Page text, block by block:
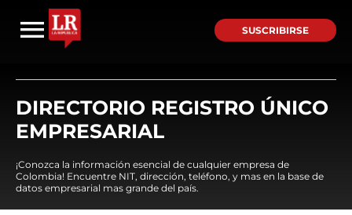
SUSCRIBIRSE
DIRECTORIO REGISTRO ÚNICO
EMPRESARIAL
¡Conozca la información esencial de cualquier empresa de
Colombia! Encuentre NIT, dirección, teléfono, y mas en la base de
datos empresarial mas grande del país.